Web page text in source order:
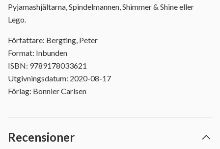
Pyjamashjältarna, Spindelmannen, Shimmer & Shine eller
Lego.
Författare: Bergting, Peter
Format: Inbunden
ISBN: 9789178033621
Utgivningsdatum: 2020-08-17
Förlag: Bonnier Carlsen
Recensioner